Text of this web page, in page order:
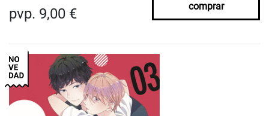
pvp. 9,00 € comprar